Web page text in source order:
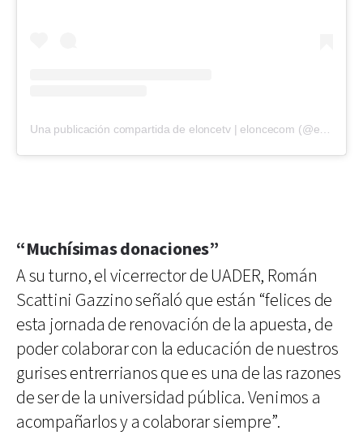
“Muchísimas donaciones”
A su turno, el vicerrector de UADER, Román
Scattini Gazzino señaló que están “felices de
esta jornada de renovación de la apuesta, de
poder colaborar con la educación de nuestros
gurises entrerrianos que es una de las razones
de ser de la universidad pública. Venimos a
acompañarlos y a colaborar siempre”.